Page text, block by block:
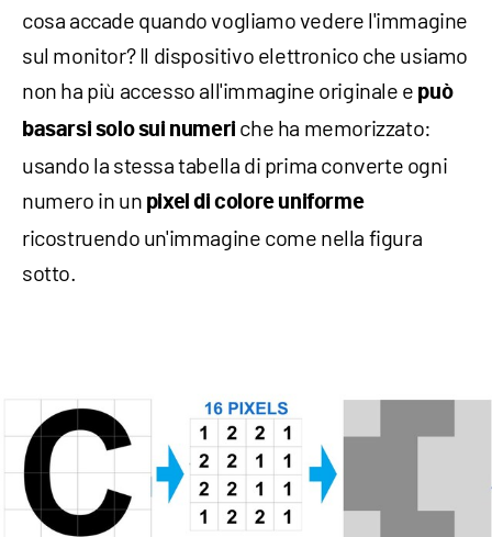
cosa accade quando vogliamo vedere l'immagine
sul monitor? Il dispositivo elettronico che usiamo
non ha più accesso all'immagine originale e può
basarsi solo sui numeri che ha memorizzato:
usando la stessa tabella di prima converte ogni
numero in un pixel di colore uniforme
ricostruendo un'immagine come nella figura
sotto.